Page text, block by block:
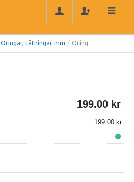
Oringar, tätningar mm / Oring
199.00
199.00